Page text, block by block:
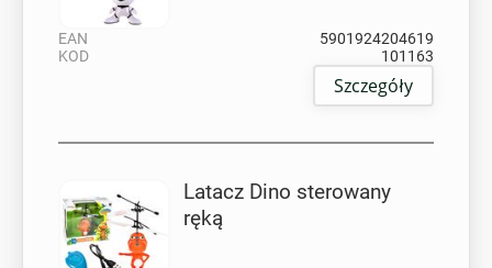
EAN
5901924204619
KOD
101163
Szczegóły
Latacz Dino sterowany
ręką